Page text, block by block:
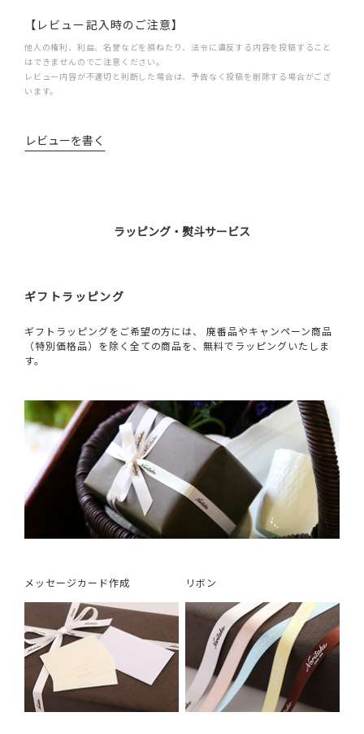
【レビュー記入時のご注意】
他人の権利、利益、名誉などを損ねたり、法令に違反する内容を投稿すること
はできませんのでご注意ください。
レビュー内容が不適切と判断した場合は、予告なく投稿を削除する場合がござ
います。
レビューを書く
ラッピング・熨斗サービス
ギフトラッピング
ギフトラッピングをご希望の方には、 廃番品やキャンペーン商品
（特別価格品）を除く全ての商品を、無料でラッピングいたしま
す。
メッセージカード作成 リボン